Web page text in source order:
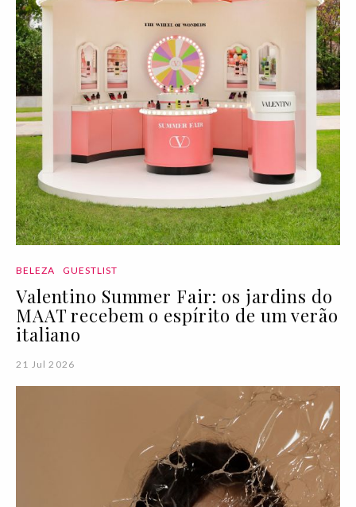
BELEZA GUESTLIST
Valentino Summer Fair: os jardins do
MAAT recebem o espírito de um verão
italiano
21 Jul 2026